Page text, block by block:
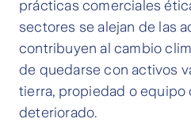
prácticas comerciales
sectores se alejan de las
contribuyen al cambio
de quedarse con activos
tierra, propiedad o equipo
deteriorado.